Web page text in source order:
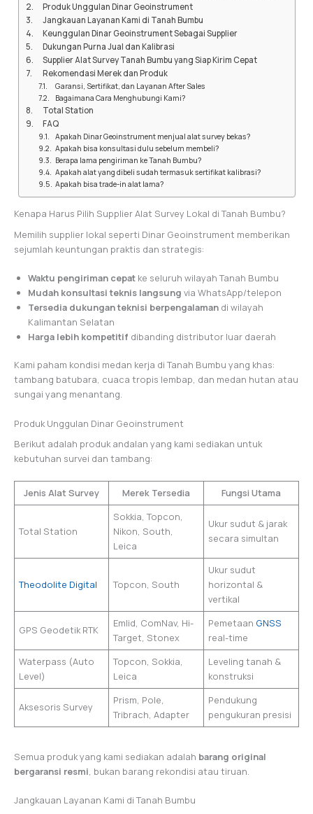
Produk Unggulan Dinar Geoinstrument
Jangkauan Layanan Kami di Tanah Bumbu
Keunggulan Dinar Geoinstrument Sebagai Supplier
Dukungan Purna Jual dan Kalibrasi
Supplier Alat Survey Tanah Bumbu yang Siap Kirim Cepat
Rekomendasi Merek dan Produk
Garansi, Sertifikat, dan Layanan After Sales
Bagaimana Cara Menghubungi Kami?
Total Station
FAQ
Apakah Dinar Geoinstrument menjual alat survey bekas?
Apakah bisa konsultasi dulu sebelum membeli?
Berapa lama pengiriman ke Tanah Bumbu?
Apakah alat yang dibeli sudah termasuk sertifikat kalibrasi?
Apakah bisa trade-in alat lama?
Kenapa Harus Pilih Supplier Alat Survey Lokal di Tanah Bumbu?
Memilih supplier lokal seperti Dinar Geoinstrument memberikan
sejumlah keuntungan praktis dan strategis:
Waktu pengiriman cepat ke seluruh wilayah Tanah Bumbu
Mudah konsultasi teknis langsung via WhatsApp/telepon
Tersedia dukungan teknisi berpengalaman di wilayah
Kalimantan Selatan
Harga lebih kompetitif dibanding distributor luar daerah
Kami paham kondisi medan kerja di Tanah Bumbu yang khas:
tambang batubara, cuaca tropis lembap, dan medan hutan atau
sungai yang menantang.
Produk Unggulan Dinar Geoinstrument
Berikut adalah produk andalan yang kami sediakan untuk
kebutuhan survei dan tambang:
Jenis Alat Survey Merek Tersedia Fungsi Utama
Total Station
Sokkia, Topcon,
Nikon, South,
Leica
Ukur sudut & jarak
secara simultan
Theodolite Digital Topcon, South
Ukur sudut
horizontal &
vertikal
GPS Geodetik RTK
Emlid, ComNav, Hi-
Target, Stonex
Pemetaan GNSS
real-time
Waterpass (Auto
Level)
Topcon, Sokkia,
Leica
Leveling tanah &
konstruksi
Aksesoris Survey
Prism, Pole,
Tribrach, Adapter
Pendukung
pengukuran presisi
Semua produk yang kami sediakan adalah barang original
bergaransi resmi, bukan barang rekondisi atau tiruan.
Jangkauan Layanan Kami di Tanah Bumbu